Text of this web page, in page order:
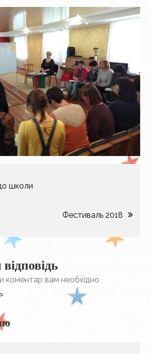
школи
Фестиваль 2018
коментар вам необхідно
.